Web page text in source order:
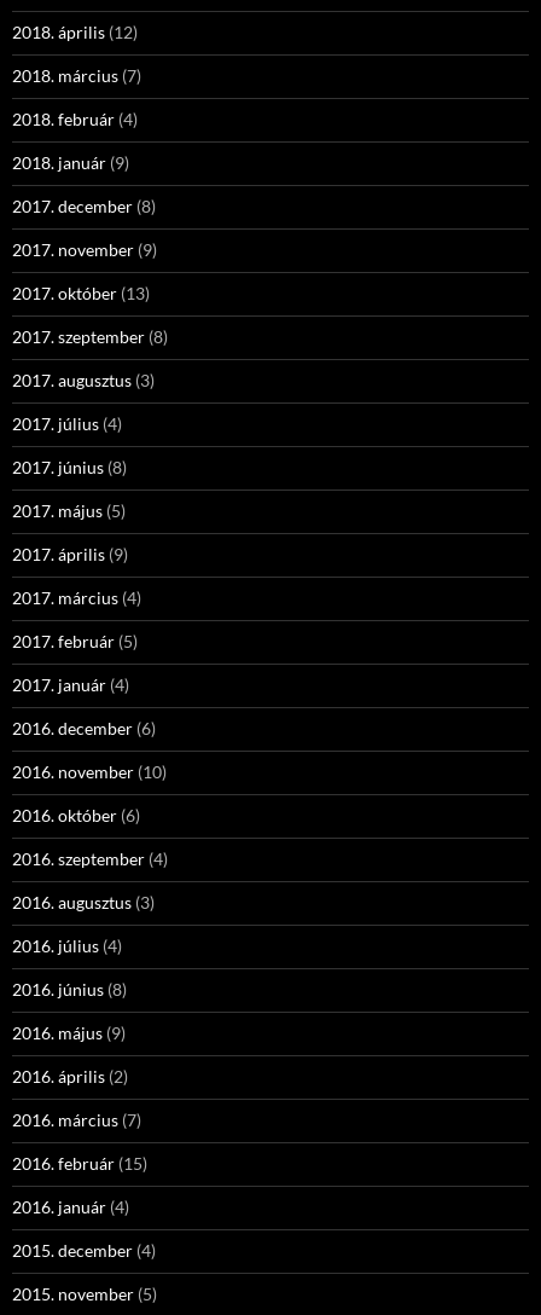
2018. április (12)
2018. március (7)
2018. február (4)
2018. január (9)
2017. december (8)
2017. november (9)
2017. október (13)
2017. szeptember (8)
2017. augusztus (3)
2017. július (4)
2017. június (8)
2017. május (5)
2017. április (9)
2017. március (4)
2017. február (5)
2017. január (4)
2016. december (6)
2016. november (10)
2016. október (6)
2016. szeptember (4)
2016. augusztus (3)
2016. július (4)
2016. június (8)
2016. május (9)
2016. április (2)
2016. március (7)
2016. február (15)
2016. január (4)
2015. december (4)
2015. november (5)